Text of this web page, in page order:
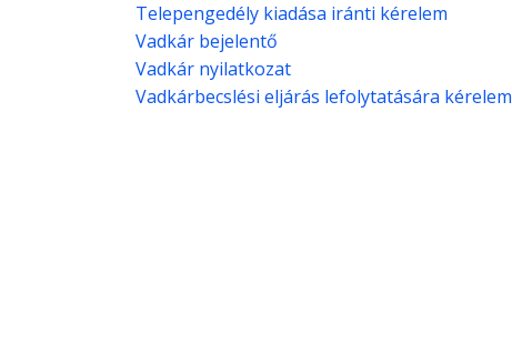
Telepengedély kiadása iránti kérelem
Vadkár bejelentő
Vadkár nyilatkozat
Vadkárbecslési eljárás lefolytatására kérelem